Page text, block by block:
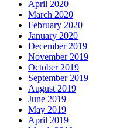
April 2020
March 2020
February 2020
January 2020
December 2019
November 2019
October 2019
September 2019
August 2019
June 2019
May 2019
April 2019